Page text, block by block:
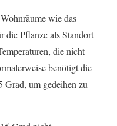
wie das
die Pflanze als Standort
die nicht
benötigt die
Grad, um gedeihen zu